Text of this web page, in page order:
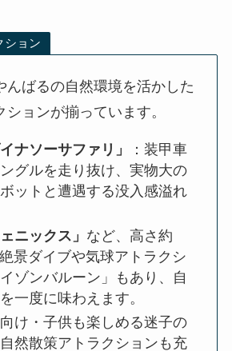
ション
んばるの自然環境を活かした
ョンが揃っています。
イナソーサファリ」
：装甲車
グルを走り抜け、実物大の
ットと遭遇する没入感溢れ
ニックス」 など、高さ約
景ダイブや気球アトラクシ
ゾンバルーン」もあり、自
一度に味わえます。
け・子供も楽しめる迷子の
然散策アトラクションも充